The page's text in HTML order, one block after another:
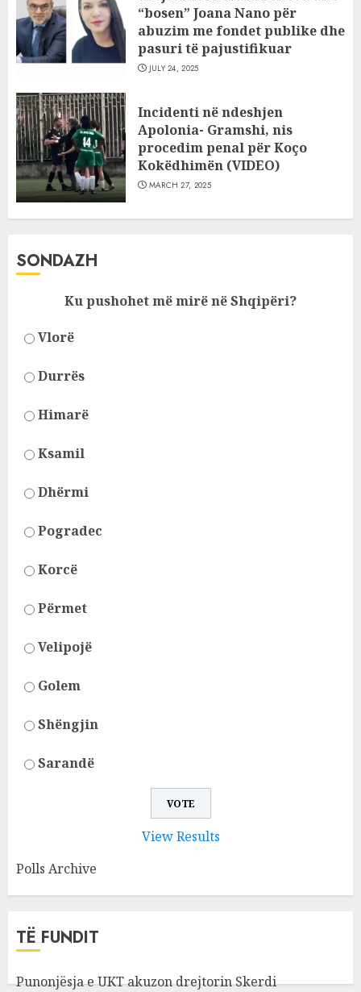
“bosen” Joana Nano për
abuzim me fondet publike dhe
pasuri të pajustifikuar
JULY 24, 2025
Incidenti në ndeshjen
Apolonia- Gramshi, nis
procedim penal për Koço
Kokëdhimën (VIDEO)
MARCH 27, 2025
SONDAZH
Ku pushohet më mirë në Shqipëri?
Vlorë
Durrës
Himarë
Ksamil
Dhërmi
Pogradec
Korcë
Përmet
Velipojë
Golem
Shëngjin
Sarandë
View Results
Polls Archive
TË FUNDIT
Punonjësja e UKT akuzon drejtorin Skerdi